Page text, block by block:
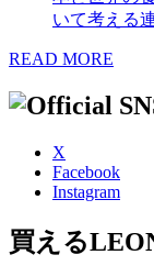
いて考える
READ MORE
X
Facebook
Instagram
買える